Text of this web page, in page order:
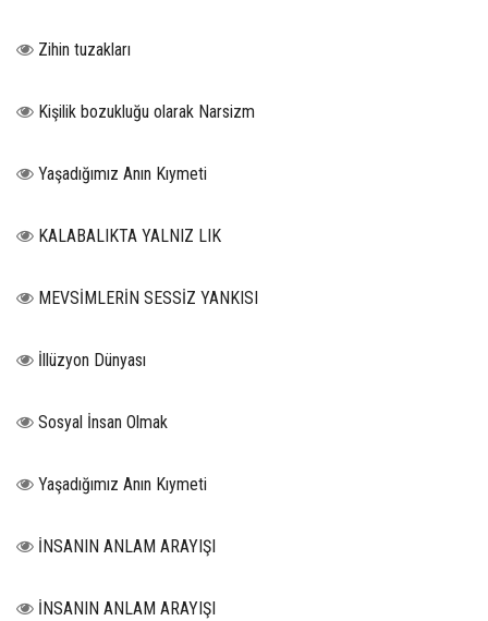
Zihin tuzakları
Kişilik bozukluğu olarak Narsizm
Yaşadığımız Anın Kıymeti
KALABALIKTA YALNIZ LIK
MEVSİMLERİN SESSİZ YANKISI
İllüzyon Dünyası
Sosyal İnsan Olmak
Yaşadığımız Anın Kıymeti
İNSANIN ANLAM ARAYIŞI
İNSANIN ANLAM ARAYIŞI